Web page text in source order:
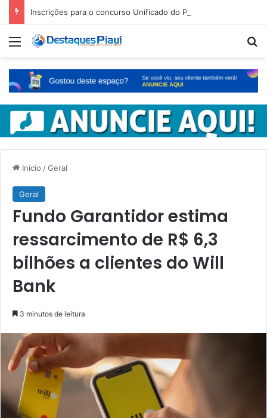
Menu
Início /Geral
Geral
Fundo Garantidor estima
ressarcimento de R$ 6,3
bilhões a clientes do Will
Bank
3 minutos de leitura